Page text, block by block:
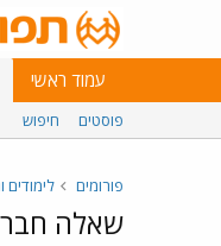
עמוד ראשי
פוסטים חיפוש
פורומים
שאלה